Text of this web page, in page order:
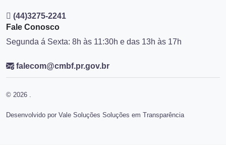
(44)3275-2241
Fale Conosco
Segunda á Sexta: 8h às 11:30h e das 13h às 17h
falecom@cmbf.pr.gov.br
© 2026 .
Desenvolvido por Vale Soluções Soluções em Transparência